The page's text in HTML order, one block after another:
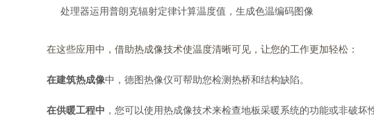
处理器运用普朗克辐射定律计算温度值，生成色温编码图像
在这些应用中，借助热成像技术使温度清晰可见，让您的工作更加轻松：
在建筑热成像中，德图热像仪可帮助您检测热桥和结构缺陷。
在供暖工程中 ，您可以使用热成像技术来检查地板采暖系统的功能或非破坏